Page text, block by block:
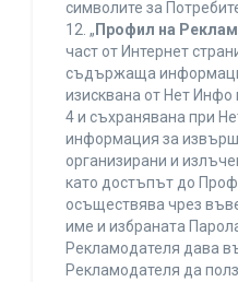
символите за
12. „ Профил на
част от Интернет
съдържаща
изисквана от Нет Инфо
4 и съхранявана при
информация за
организирани и
като достъпът до
осъществява чрез
име и избраната
Рекламодателя дава
Рекламодателя да